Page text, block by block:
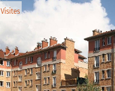
Visites